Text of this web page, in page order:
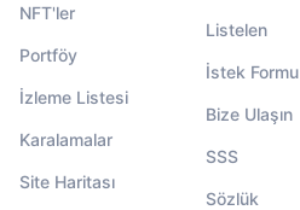
NFT'ler
Portföy
İzleme Listesi
Karalamalar
Site Haritası
Listelen
İstek Formu
Bize Ulaşın
SSS
Sözlük